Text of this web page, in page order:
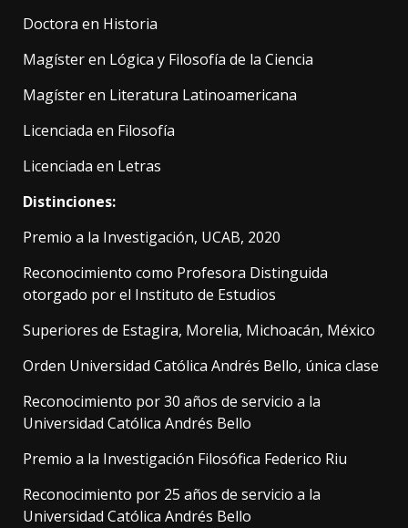
Doctora en Historia
Magíster en Lógica y Filosofía de la Ciencia
Magíster en Literatura Latinoamericana
Licenciada en Filosofía
Licenciada en Letras
Distinciones:
Premio a la Investigación, UCAB, 2020
Reconocimiento como Profesora Distinguida
otorgado por el Instituto de Estudios
Superiores de Estagira, Morelia, Michoacán, México
Orden Universidad Católica Andrés Bello, única clase
Reconocimiento por 30 años de servicio a la
Universidad Católica Andrés Bello
Premio a la Investigación Filosófica Federico Riu
Reconocimiento por 25 años de servicio a la
Universidad Católica Andrés Bello